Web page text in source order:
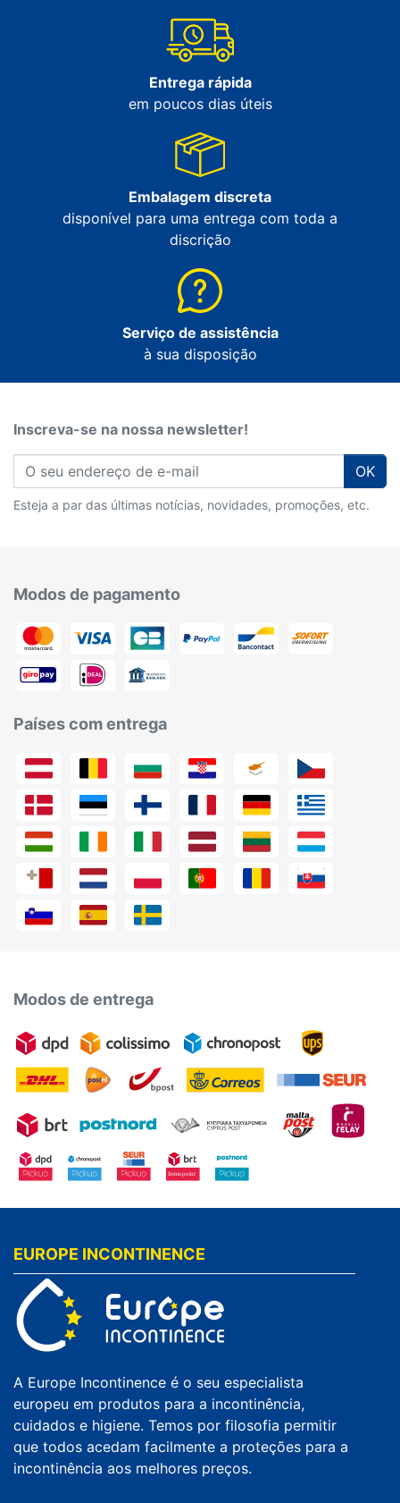
Entrega rápida
em poucos dias úteis
Embalagem discreta
disponível para uma entrega com toda a
discrição
Serviço de assistência
à sua disposição
Inscreva-se na nossa newsletter!
OK
Esteja a par das últimas notícias, novidades, promoções, etc.
Modos de pagamento
Países com entrega
Modos de entrega
EUROPE INCONTINENCE
A Europe Incontinence é o seu especialista
europeu em produtos para a incontinência,
cuidados e higiene. Temos por filosofia permitir
que todos acedam facilmente a proteções para a
incontinência aos melhores preços.